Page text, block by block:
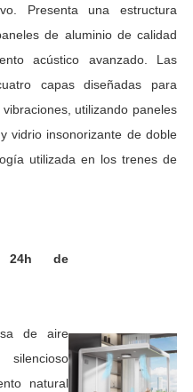
Presenta una estructura
de aluminio de calidad
acústico avanzado. Las
capas diseñadas para
utilizando paneles
vidrio insonorizante de doble
utilizada en los trenes de
24h de
de aire
silencioso
natural